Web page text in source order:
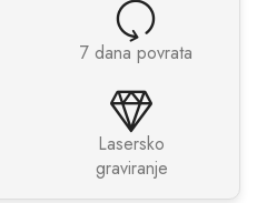
7 dana povrata
Lasersko
graviranje